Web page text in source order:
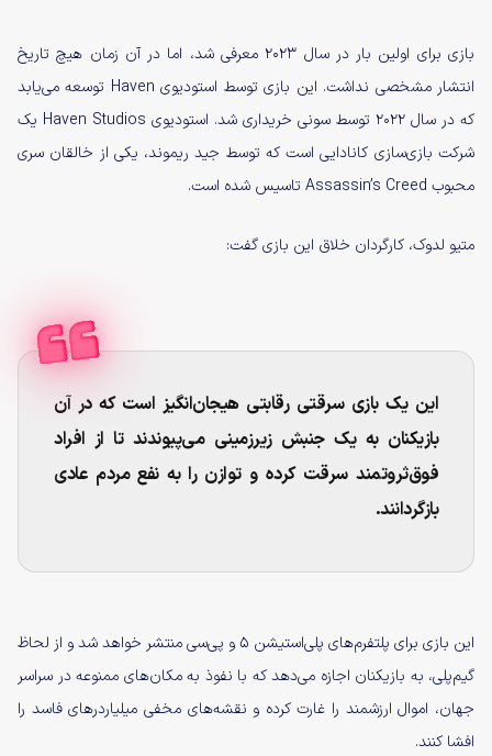
بازی برای اولین بار در سال 2023 معرفی شد، اما در آن زمان هیچ تاریخ
انتشار مشخصی نداشت. این بازی توسط استودیوی Haven توسعه می‌یابد
که در سال 2022 توسط سونی خریداری شد. استودیوی Haven Studios یک
شرکت بازی‌سازی کانادایی است که توسط جید ریموند، یکی از خالقان سری
محبوب Assassin’s Creed تاسیس شده است.
متیو لدوک، کارگردان خلاق این بازی گفت:
این یک بازی سرقتی رقابتی هیجان‌انگیز است که در آن
بازیکنان به یک جنبش زیرزمینی می‌پیوندند تا از افراد
فوق‌ثروتمند سرقت کرده و توازن را به نفع مردم عادی
بازگردانند.
این بازی برای پلتفرم‌های پلی‌استیشن 5 و پی‌سی منتشر خواهد شد و از لحاظ
گیم‌پلی، به بازیکنان اجازه می‌دهد که با نفوذ به مکان‌های ممنوعه در سراسر
جهان، اموال ارزشمند را غارت کرده و نقشه‌های مخفی میلیاردرهای فاسد را
افشا کنند.